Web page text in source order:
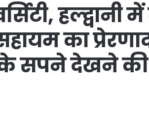
हल्द्वानी
का
के सपने देखने की